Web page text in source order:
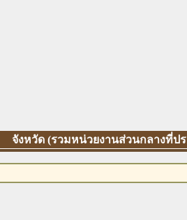
จังหวัด (รวมหน่วยงานส่วนกลางที่ป